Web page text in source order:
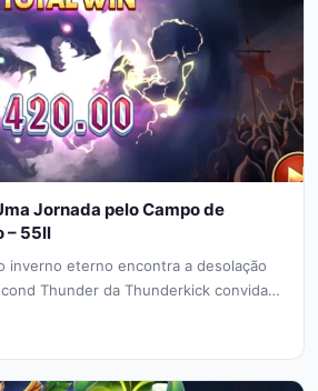
Jornada pelo Campo de
– 55ll
inverno eterno encontra a desolação
Thunder da Thunderkick convida